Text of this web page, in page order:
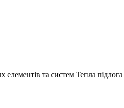
елементів та систем Тепла підлога